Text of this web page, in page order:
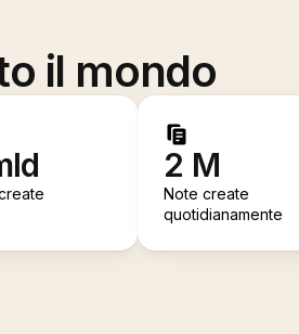
il mondo
2 M
Note create
quotidianamente